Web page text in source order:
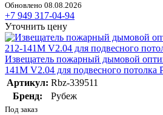
Обновлено 08.08.2026
+7 949 317-04-94
Уточнить цену
Извещатель пожарный дымовой
141М V2.04 для подвесного потолка
Артикул: Rbz-339511
Бренд:
Рубеж
Под заказ